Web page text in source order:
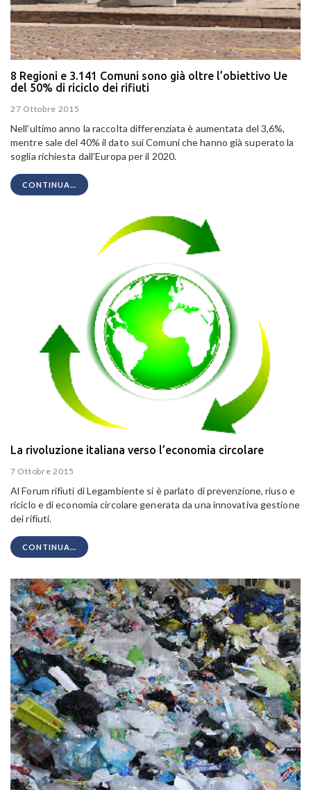
8 Regioni e 3.141 Comuni sono già oltre l’obiettivo Ue
del 50% di riciclo dei rifiuti
27 Ottobre 2015
Nell’ultimo anno la raccolta differenziata è aumentata del 3,6%,
mentre sale del 40% il dato sui Comuni che hanno già superato la
soglia richiesta dall’Europa per il 2020.
CONTINUA...
La rivoluzione italiana verso l’economia circolare
7 Ottobre 2015
Al Forum rifiuti di Legambiente si è parlato di prevenzione, riuso e
riciclo e di economia circolare generata da una innovativa gestione
dei rifiuti.
CONTINUA...